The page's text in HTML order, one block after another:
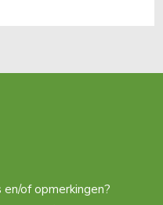
of opmerkingen?